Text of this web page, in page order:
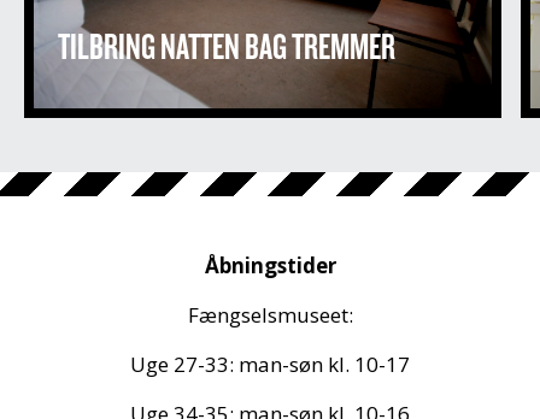
TILBRING NATTEN BAG TREMMER
Åbningstider
Fængselsmuseet:
Uge 27-33: man-søn kl. 10-17